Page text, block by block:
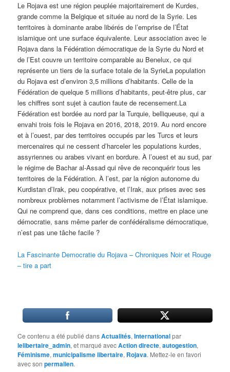
Le Rojava est une région peuplée majoritairement de Kurdes,
grande comme la Belgique et située au nord de la Syrie. Les
territoires à dominante arabe libérés de l’emprise de l’État
islamique ont une surface équivalente. Leur association avec le
Rojava dans la Fédération démocratique de la Syrie du Nord et
de l’Est couvre un territoire comparable au Benelux, ce qui
représente un tiers de la surface totale de la SyrieLa population
du Rojava est d’environ 3,5 millions d’habitants. Celle de la
Fédération de quelque 5 millions d’habitants, peut-être plus, car
les chiffres sont sujet à caution faute de recensement.La
Fédération est bordée au nord par la Turquie, belliqueuse, qui a
envahi trois fois le Rojava en 2016, 2018, 2019. Au nord encore
et à l’ouest, par des territoires occupés par les Turcs et leurs
mercenaires qui ne cessent d’harceler les populations kurdes,
assyriennes ou arabes vivant en bordure. À l’ouest et au sud, par
le régime de Bachar al-Assad qui rêve de reconquérir tous les
territoires de la Fédération. À l’est, par la région autonome du
Kurdistan d’Irak, peu coopérative, et l’Irak, aux prises avec ses
nombreux problèmes notamment l’activisme de l’État islamique.
Qui ne comprend que, dans ces conditions, mettre en place une
démocratie, sans même parler de confédéralisme démocratique,
n’est pas une tâche facile ?
La Fascinante Democratie du Rojava – Chroniques Noir et Rouge
– tire a part
Ce contenu a été publié dansActualités,Internationalpar
lelibertaire_admin, et marqué avecAction directe,autogestion,
Féminisme,municipalisme libertaire, Rojava. Mettez-le en favori
avec sonpermalien.